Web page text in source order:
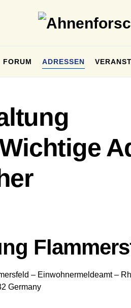
FORUM ADRESSEN
– Einwohnermeldeamt –
Germany